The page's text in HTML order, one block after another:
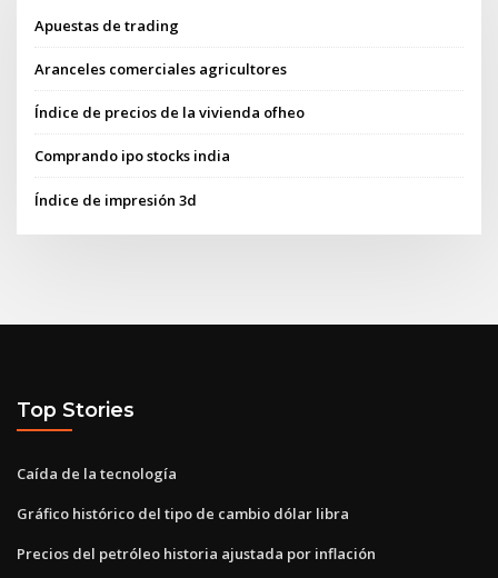
Apuestas de trading
Aranceles comerciales agricultores
Índice de precios de la vivienda ofheo
Comprando ipo stocks india
Índice de impresión 3d
Top Stories
Caída de la tecnología
Gráfico histórico del tipo de cambio dólar libra
Precios del petróleo historia ajustada por inflación